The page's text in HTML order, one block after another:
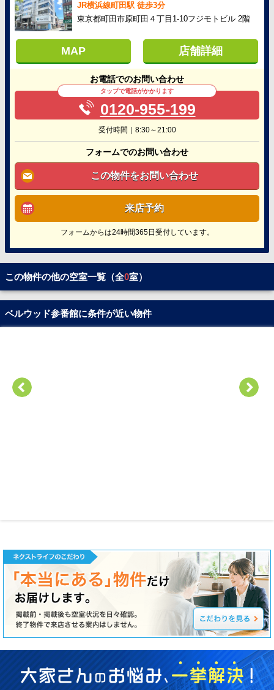
JR横浜線町田駅 徒歩3分
東京都町田市原町田４丁目1-10フジモトビル 2階
MAP 店舗詳細
お電話でのお問い合わせ
タップで電話がかかります
0120-955-199
受付時間｜8:30～21:00
フォームでのお問い合わせ
この物件をお問い合わせ
来店予約
フォームからは24時間365日受付しています。
この物件の他の空室一覧（全0室）
ベルウッド参番館に条件が近い物件